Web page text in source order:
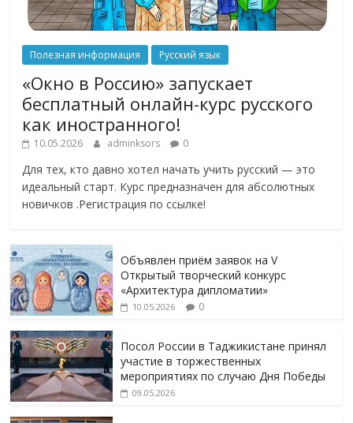
Полезная информация Русский язык
«Окно в Россию» запускает
бесплатный онлайн-курс русского
как иностранного!
10.05.2026 adminksors 0
Для тех, кто давно хотел начать учить русский — это
идеальный старт. Курс предназначен для абсолютных
новичков .Регистрация по ссылке!
Объявлен приём заявок на V
Открытый творческий конкурс
«Архитектура дипломатии»
10.05.2026 0
Посол России в Таджикистане принял
участие в торжественных
мероприятиях по случаю Дня Победы
09.05.2026